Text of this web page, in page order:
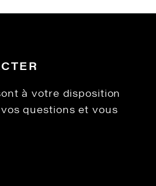
à votre disposition
questions et vous